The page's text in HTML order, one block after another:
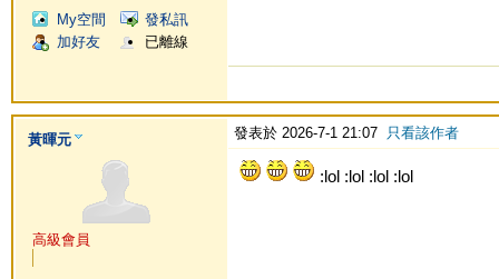
My空間
發私訊
加好友
已離線
黃暉元
高級會員
發表於 2026-7-1 21:07 只看該作者
:lol :lol :lol :lol